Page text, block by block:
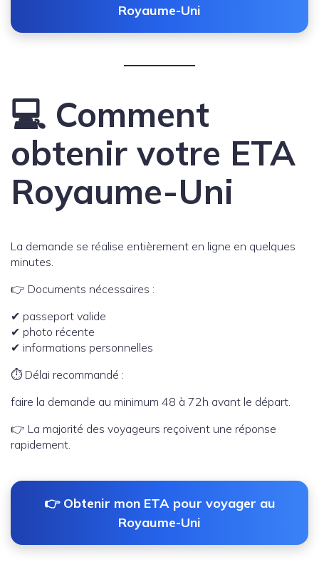
Royaume-Uni
💻 Comment
obtenir votre ETA
Royaume-Uni
La demande se réalise entièrement en ligne en quelques
minutes.
👉 Documents nécessaires :
✔ passeport valide
✔ photo récente
✔ informations personnelles
⏱️ Délai recommandé :
faire la demande au minimum 48 à 72h avant le départ.
👉 La majorité des voyageurs reçoivent une réponse
rapidement.
👉 Obtenir mon ETA pour voyager au
Royaume-Uni